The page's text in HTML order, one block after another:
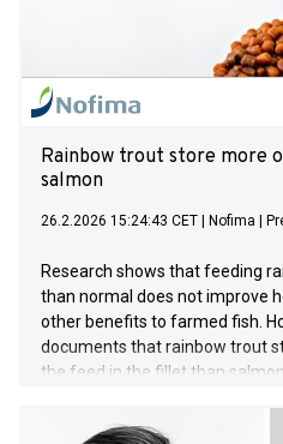
Rainbow trout store more
salmon
26.2.2026 15:24:43 CET Nofima
Research shows that feeding
than normal does not improve
other benefits to farmed fish.
documents that rainbow trout
the feed in the fillet than salmon